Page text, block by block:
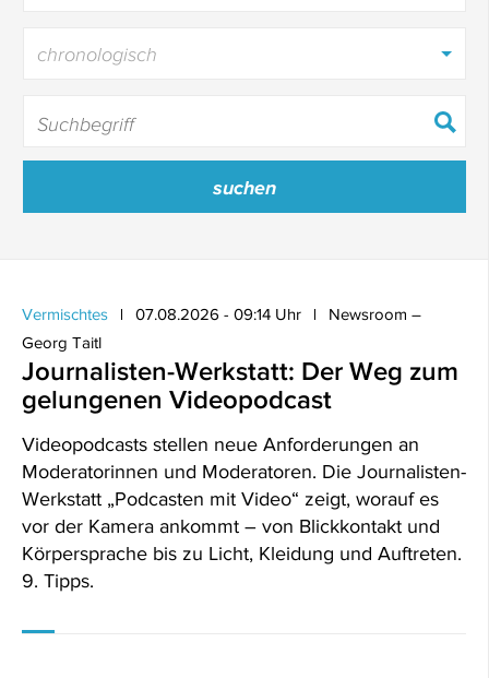
chronologisch
Vermischtes 07.08.2026 - 09:14 Uhr
Newsroom –
Georg Taitl
Journalisten-Werkstatt: Der Weg zum
gelungenen Videopodcast
Videopodcasts stellen neue Anforderungen an
Moderatorinnen und Moderatoren. Die Journalisten-
Werkstatt „Podcasten mit Video“ zeigt, worauf es
vor der Kamera ankommt – von Blickkontakt und
Körpersprache bis zu Licht, Kleidung und Auftreten.
9. Tipps.